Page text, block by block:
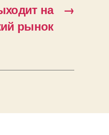
→
на
рынок